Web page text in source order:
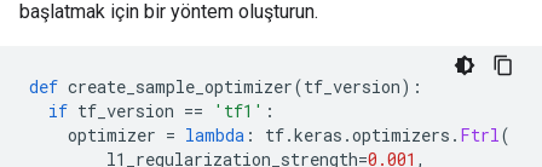
başlatmak için bir yöntem oluşturun.
def create_sample_optimizer(tf_version):
if tf_version == 'tf1' :
optimizer = lambda : tf.keras .optimizers . Ftrl(
l1_regularization_strength=0.001 ,